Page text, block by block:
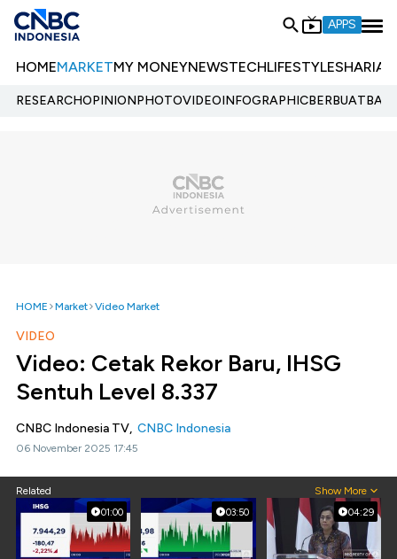
APPS
HOMEMARKETMY MONEYNEWSTECHLIFESTYLESHARIA
RESEARCHOPINIONPHOTOVIDEOINFOGRAPHIC
HOME Market Video Market
VIDEO
Video: Cetak Rekor Baru, IHSG
Sentuh Level 8.337
CNBC Indonesia TV, CNBC Indonesia
06 November 2025 17:45
Related Show More
01:00 03:50 04:29